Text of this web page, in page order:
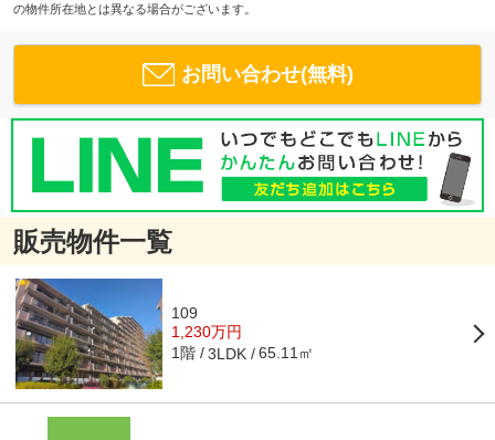
の物件所在地とは異なる場合がございます。
お問い合わせ(無料)
販売物件一覧
109
1,230万円
1階 3LDK 65.11㎡